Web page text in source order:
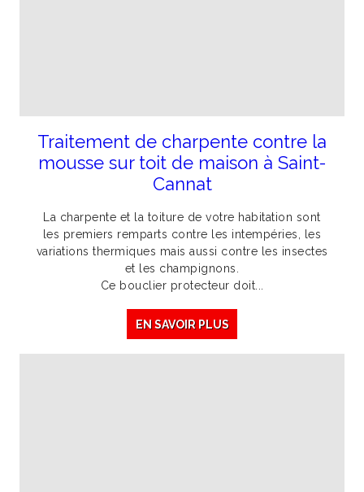
Traitement de charpente contre la
mousse sur toit de maison à Saint-
Cannat
La charpente et la toiture de votre habitation sont
les premiers remparts contre les intempéries, les
variations thermiques mais aussi contre les insectes
et les champignons.
Ce bouclier protecteur doit...
EN SAVOIR PLUS